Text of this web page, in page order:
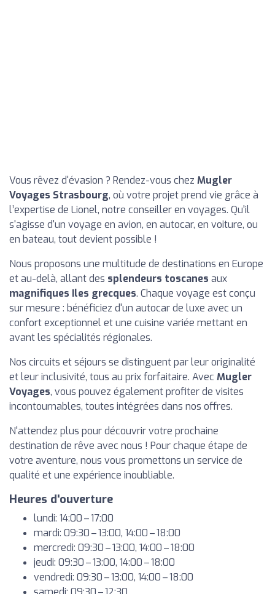
Vous rêvez d'évasion ? Rendez-vous chez Mugler
Voyages Strasbourg, où votre projet prend vie grâce à
l’expertise de Lionel, notre conseiller en voyages. Qu'il
s'agisse d'un voyage en avion, en autocar, en voiture, ou
en bateau, tout devient possible !
Nous proposons une multitude de destinations en Europe
et au-delà, allant des splendeurs toscanes aux
magnifiques Iles grecques. Chaque voyage est conçu
sur mesure : bénéficiez d'un autocar de luxe avec un
confort exceptionnel et une cuisine variée mettant en
avant les spécialités régionales.
Nos circuits et séjours se distinguent par leur originalité
et leur inclusivité, tous au prix forfaitaire. AvecMugler
Voyages, vous pouvez également profiter de visites
incontournables, toutes intégrées dans nos offres.
N'attendez plus pour découvrir votre prochaine
destination de rêve avec nous ! Pour chaque étape de
votre aventure, nous vous promettons un service de
qualité et une expérience inoubliable.
Heures d'ouverture
lundi: 14:00 – 17:00
mardi: 09:30 – 13:00, 14:00 – 18:00
mercredi: 09:30 – 13:00, 14:00 – 18:00
jeudi: 09:30 – 13:00, 14:00 – 18:00
vendredi: 09:30 – 13:00, 14:00 – 18:00